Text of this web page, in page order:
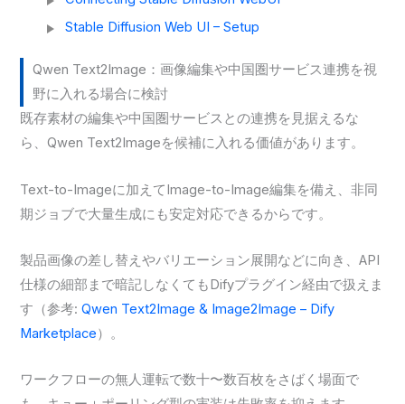
Stable Diffusion Web UI – Setup
Qwen Text2Image：画像編集や中国圏サービス連携を視
野に入れる場合に検討
既存素材の編集や中国圏サービスとの連携を見据えるな
ら、Qwen Text2Imageを候補に入れる価値があります。
Text-to-Imageに加えてImage-to-Image編集を備え、非同
期ジョブで大量生成にも安定対応できるからです。
製品画像の差し替えやバリエーション展開などに向き、API
仕様の細部まで暗記しなくてもDifyプラグイン経由で扱えま
す（参考:Qwen Text2Image & Image2Image – Dify
Marketplace）。
ワークフローの無人運転で数十〜数百枚をさばく場面で